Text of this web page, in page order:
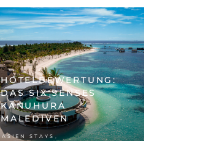
HOTELBEWERTUNG:
DAS SIX SENSES
KANUHURA
MALEDIVEN
ASIEN STAYS,